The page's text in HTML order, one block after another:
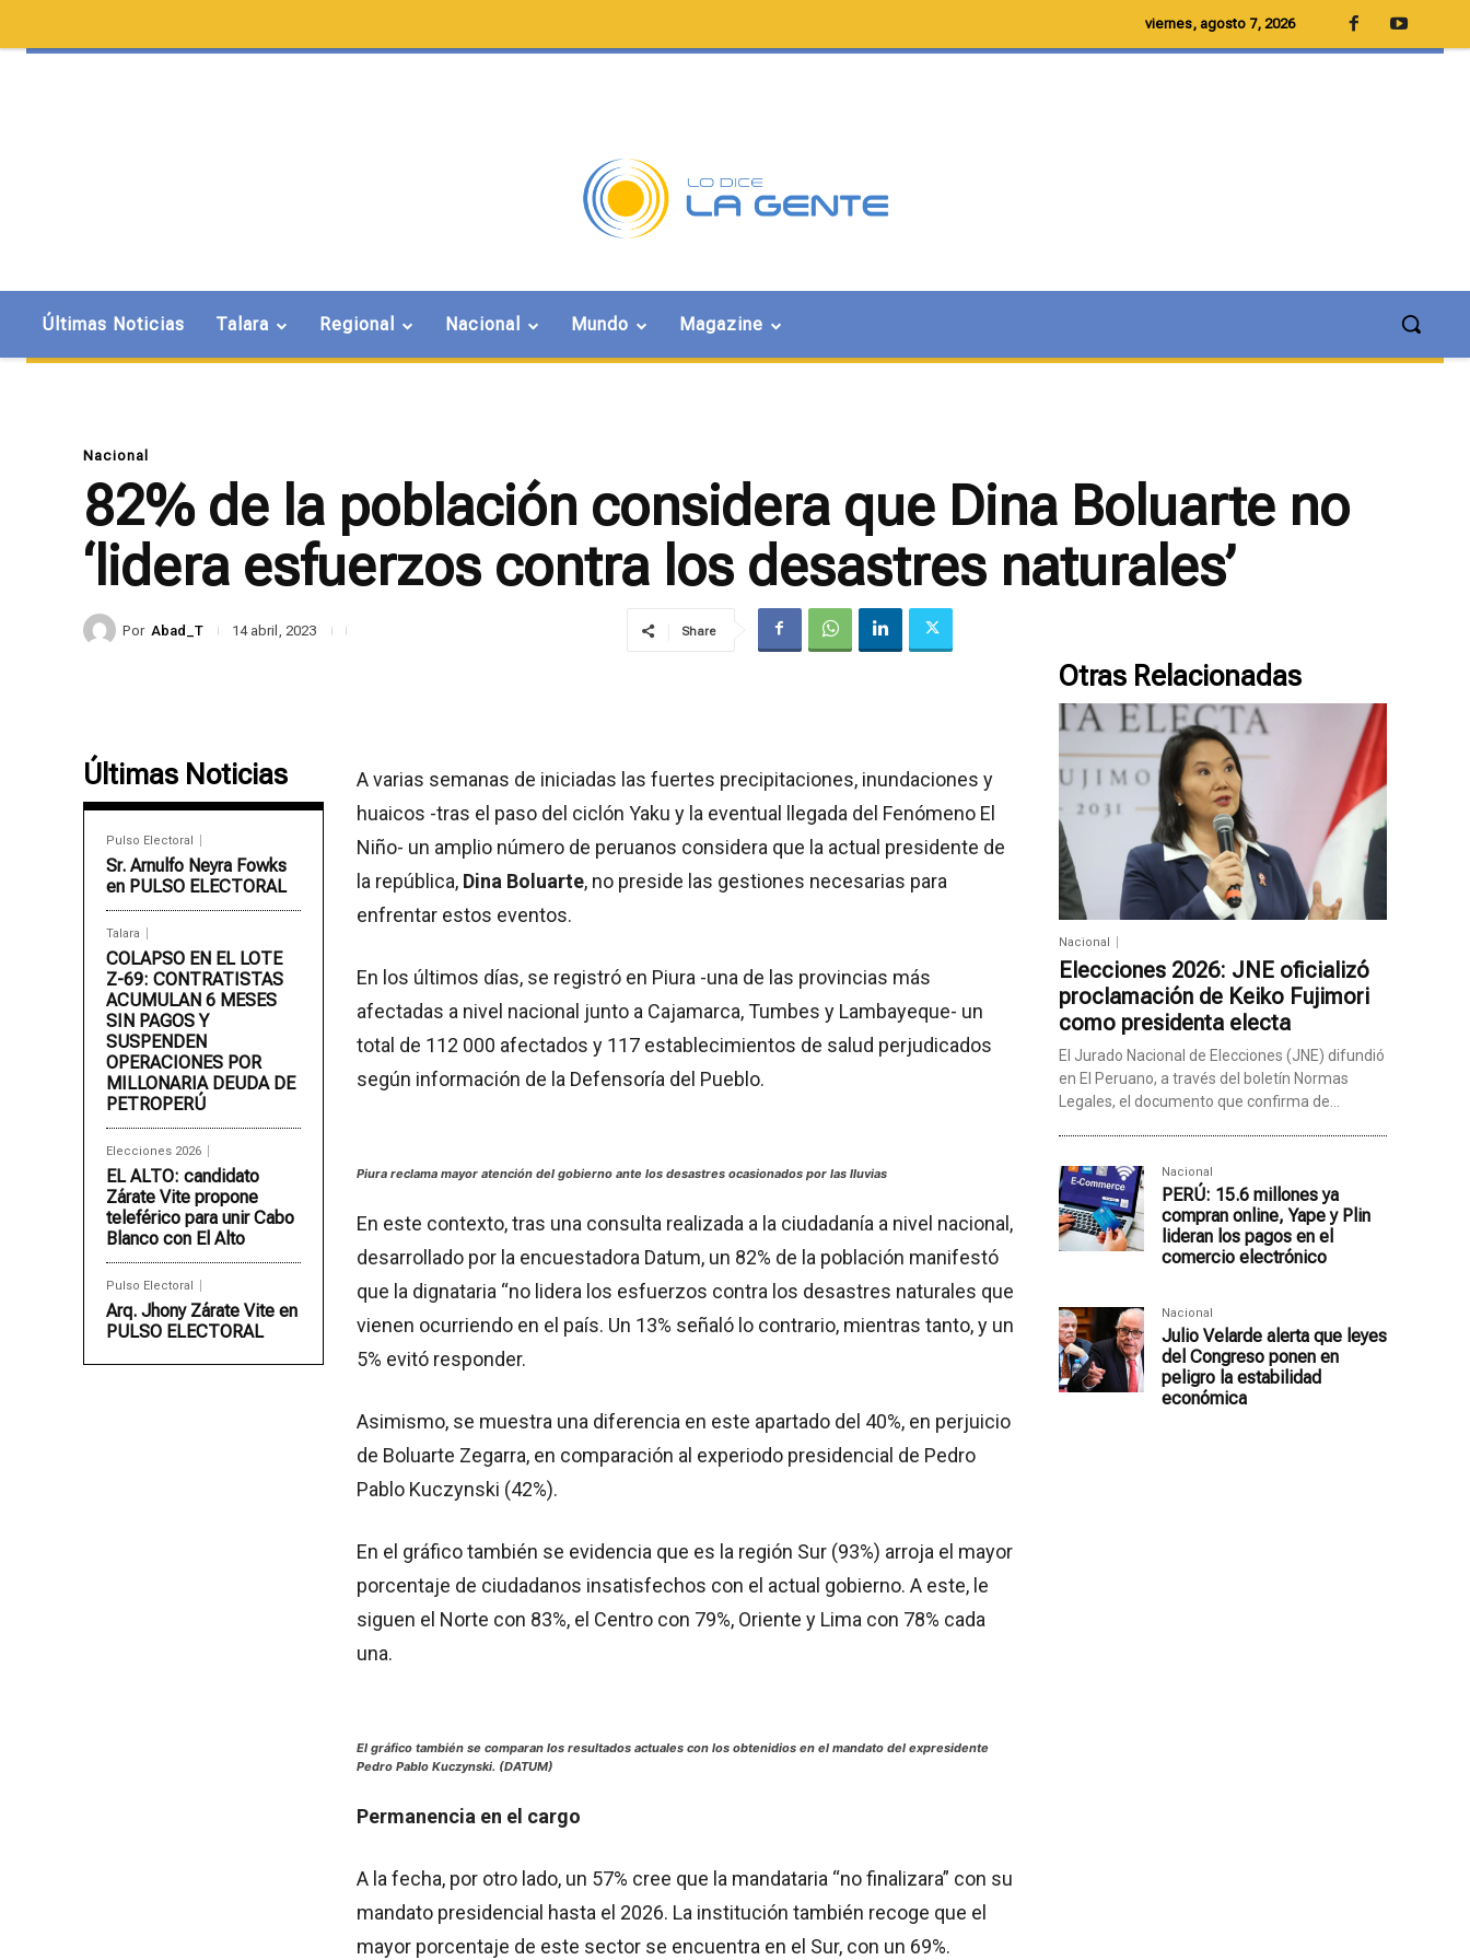
viernes, agosto 7, 2026
Últimas Noticias Talara Regional Nacional Mundo Magazine
Nacional
82% de la población considera que Dina Boluarte no
‘lidera esfuerzos contra los desastres naturales’
Por Abad_T 14 abril, 2023 Share
Últimas Noticias
Pulso Electoral
Sr. Arnulfo Neyra Fowks
en PULSO ELECTORAL
Talara
COLAPSO EN EL LOTE
Z-69: CONTRATISTAS
ACUMULAN 6 MESES
SIN PAGOS Y
SUSPENDEN
OPERACIONES POR
MILLONARIA DEUDA DE
PETROPERÚ
Elecciones 2026
EL ALTO: candidato
Zárate Vite propone
teleférico para unir Cabo
Blanco con El Alto
Pulso Electoral
Arq. Jhony Zárate Vite en
PULSO ELECTORAL
A varias semanas de iniciadas las fuertes precipitaciones, inundaciones y
huaicos -tras el paso del ciclón Yaku y la eventual llegada del Fenómeno El
Niño- un amplio número de peruanos considera que la actual presidente de
la república, Dina Boluarte, no preside las gestiones necesarias para
enfrentar estos eventos.
En los últimos días, se registró en Piura -una de las provincias más
afectadas a nivel nacional junto a Cajamarca, Tumbes y Lambayeque- un
total de 112 000 afectados y 117 establecimientos de salud perjudicados
según información de la Defensoría del Pueblo.
Piura reclama mayor atención del gobierno ante los desastres ocasionados por las lluvias
En este contexto, tras una consulta realizada a la ciudadanía a nivel nacional,
desarrollado por la encuestadora Datum, un 82% de la población manifestó
que la dignataria “no lidera los esfuerzos contra los desastres naturales que
vienen ocurriendo en el país. Un 13% señaló lo contrario, mientras tanto, y un
5% evitó responder.
Asimismo, se muestra una diferencia en este apartado del 40%, en perjuicio
de Boluarte Zegarra, en comparación al experiodo presidencial de Pedro
Pablo Kuczynski (42%).
En el gráfico también se evidencia que es la región Sur (93%) arroja el mayor
porcentaje de ciudadanos insatisfechos con el actual gobierno. A este, le
siguen el Norte con 83%, el Centro con 79%, Oriente y Lima con 78% cada
una.
El gráfico también se comparan los resultados actuales con los obtenidios en el mandato del expresidente
Pedro Pablo Kuczynski. (DATUM)
Permanencia en el cargo
A la fecha, por otro lado, un 57% cree que la mandataria “no finalizara” con su
mandato presidencial hasta el 2026. La institución también recoge que el
mayor porcentaje de este sector se encuentra en el Sur, con un 69%.
Otras Relacionadas
Nacional
Elecciones 2026: JNE oficializó
proclamación de Keiko Fujimori
como presidenta electa
El Jurado Nacional de Elecciones (JNE) difundió
en El Peruano, a través del boletín Normas
Legales, el documento que confirma de...
Nacional
PERÚ: 15.6 millones ya
compran online, Yape y Plin
lideran los pagos en el
comercio electrónico
Nacional
Julio Velarde alerta que leyes
del Congreso ponen en
peligro la estabilidad
económica